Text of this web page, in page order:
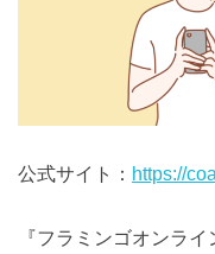
公式サイト： https://
『フラミンゴオンラ